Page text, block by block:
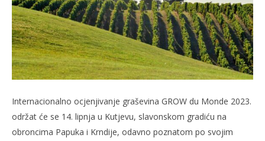
Internacionalno ocjenjivanje graševina GROW du Monde 2023.
održat će se 14. lipnja u Kutjevu, slavonskom gradiću na
obroncima Papuka i Krndije, odavno poznatom po svojim